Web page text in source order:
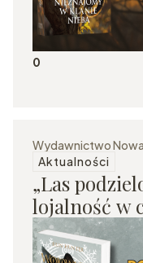
0
Wydawnictwo
Aktualności
„Las
lojalność w